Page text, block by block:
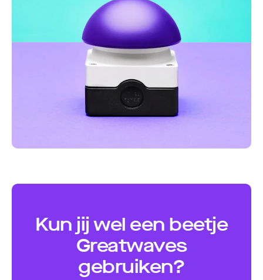
Kun jij wel een beetje
Greatwaves
gebruiken?